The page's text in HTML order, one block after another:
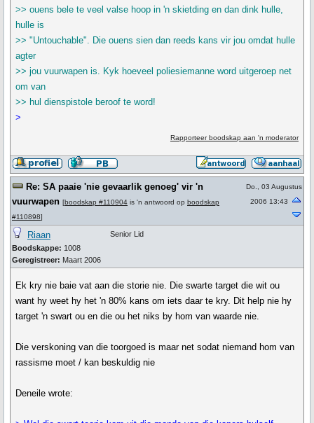
>> ouens bele te veel valse hoop in 'n skietding en dan dink hulle,
hulle is
>> "Untouchable". Die ouens sien dan reeds kans vir jou omdat hulle
agter
>> jou vuurwapen is. Kyk hoeveel poliesiemanne word uitgeroep net
om van
>> hul dienspistole beroof te word!
>
Rapporteer boodskap aan 'n moderator
Re: SA paaie 'nie gevaarlik genoeg' vir 'n
vuurwapen [boodskap #110904 is 'n antwoord op boodskap
#110898]
Do., 03 Augustus
2006 13:43
Riaan
Boodskappe: 1008
Geregistreer: Maart 2006
Senior Lid
Ek kry nie baie vat aan die storie nie. Die swarte target die wit ou
want hy weet hy het 'n 80% kans om iets daar te kry. Dit help nie hy
target 'n swart ou en die ou het niks by hom van waarde nie.
Die verskoning van die toorgoed is maar net sodat niemand hom van
rassisme moet / kan beskuldig nie
Deneile wrote: